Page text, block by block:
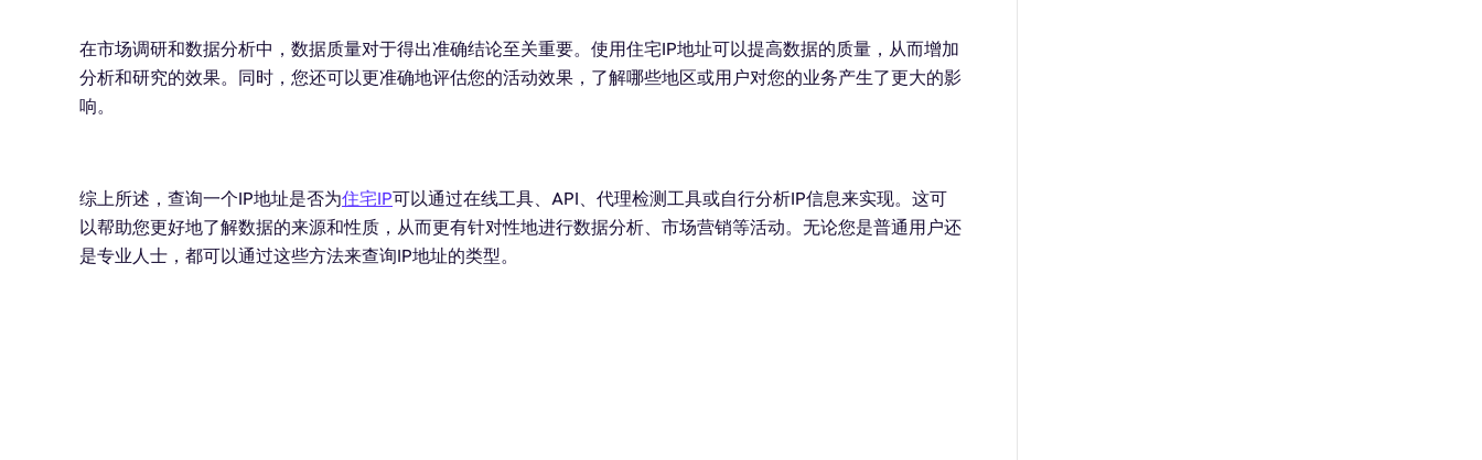
在市场调研和数据分析中，数据质量对于得出准确结论至关重要。使用住宅IP地址可以提高数据的质量，从而增加
分析和研究的效果。同时，您还可以更准确地评估您的活动效果，了解哪些地区或用户对您的业务产生了更大的影
响。
综上所述，查询一个IP地址是否为住宅IP可以通过在线工具、API、代理检测工具或自行分析IP信息来实现。这可
以帮助您更好地了解数据的来源和性质，从而更有针对性地进行数据分析、市场营销等活动。无论您是普通用户还
是专业人士，都可以通过这些方法来查询IP地址的类型。